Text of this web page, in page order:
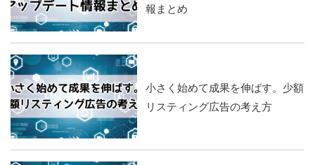
報まとめ
小さく始めて成果を伸ばす。少額
リスティング広告の考え方